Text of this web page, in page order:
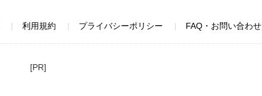
利用規約 プライバシーポリシー FAQ・お問い合わせ
[PR]